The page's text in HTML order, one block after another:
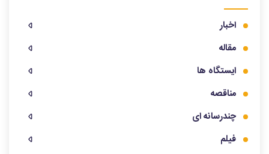
اخبار
مقاله
ایستگاه ها
مناقصه
چندرسانه ای
فیلم